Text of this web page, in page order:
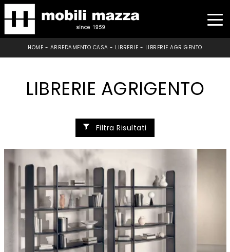
HOME - ARREDAMENTO CASA - LIBRERIE - LIBRERIE AGRIGENTO
LIBRERIE AGRIGENTO
Filtra Risultati